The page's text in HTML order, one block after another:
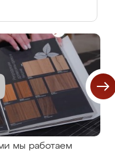
мы работаем